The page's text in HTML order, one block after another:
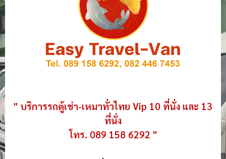
" บริการรถตู้เช่า-เหมาทั่วไทย Vip 10 ที่นั่ง และ 13
ที่นั่ง
โทร. 089 158 6292 "